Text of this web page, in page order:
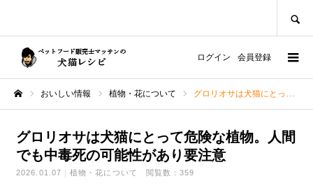
ログイン 会員登録
おいしい情報 植物・花について グロリオサは犬猫にとって危険な植物。人間でも中毒死の可能性があり要注意
グロリオサは犬猫にとって危険な植物。人間
でも中毒死の可能性があり要注意
2026.01.07 植物・花について 閲覧数：359